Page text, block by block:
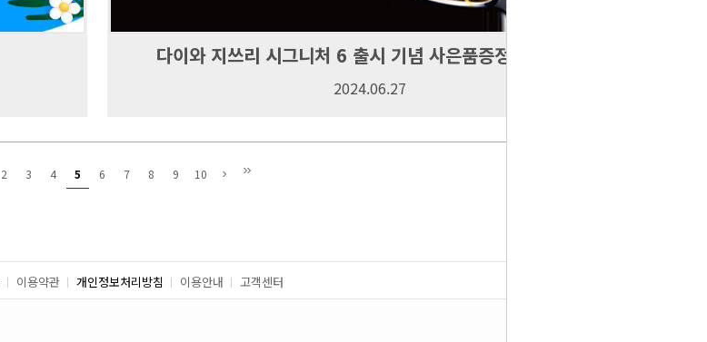
다이와 지쓰리 시그니처 6 출시 기념 사은품증정 이벤트...
2024.06.27
2 3 4 5 6 7 8 9 10
이용약관 개인정보처리방침 이용안내 고객센터